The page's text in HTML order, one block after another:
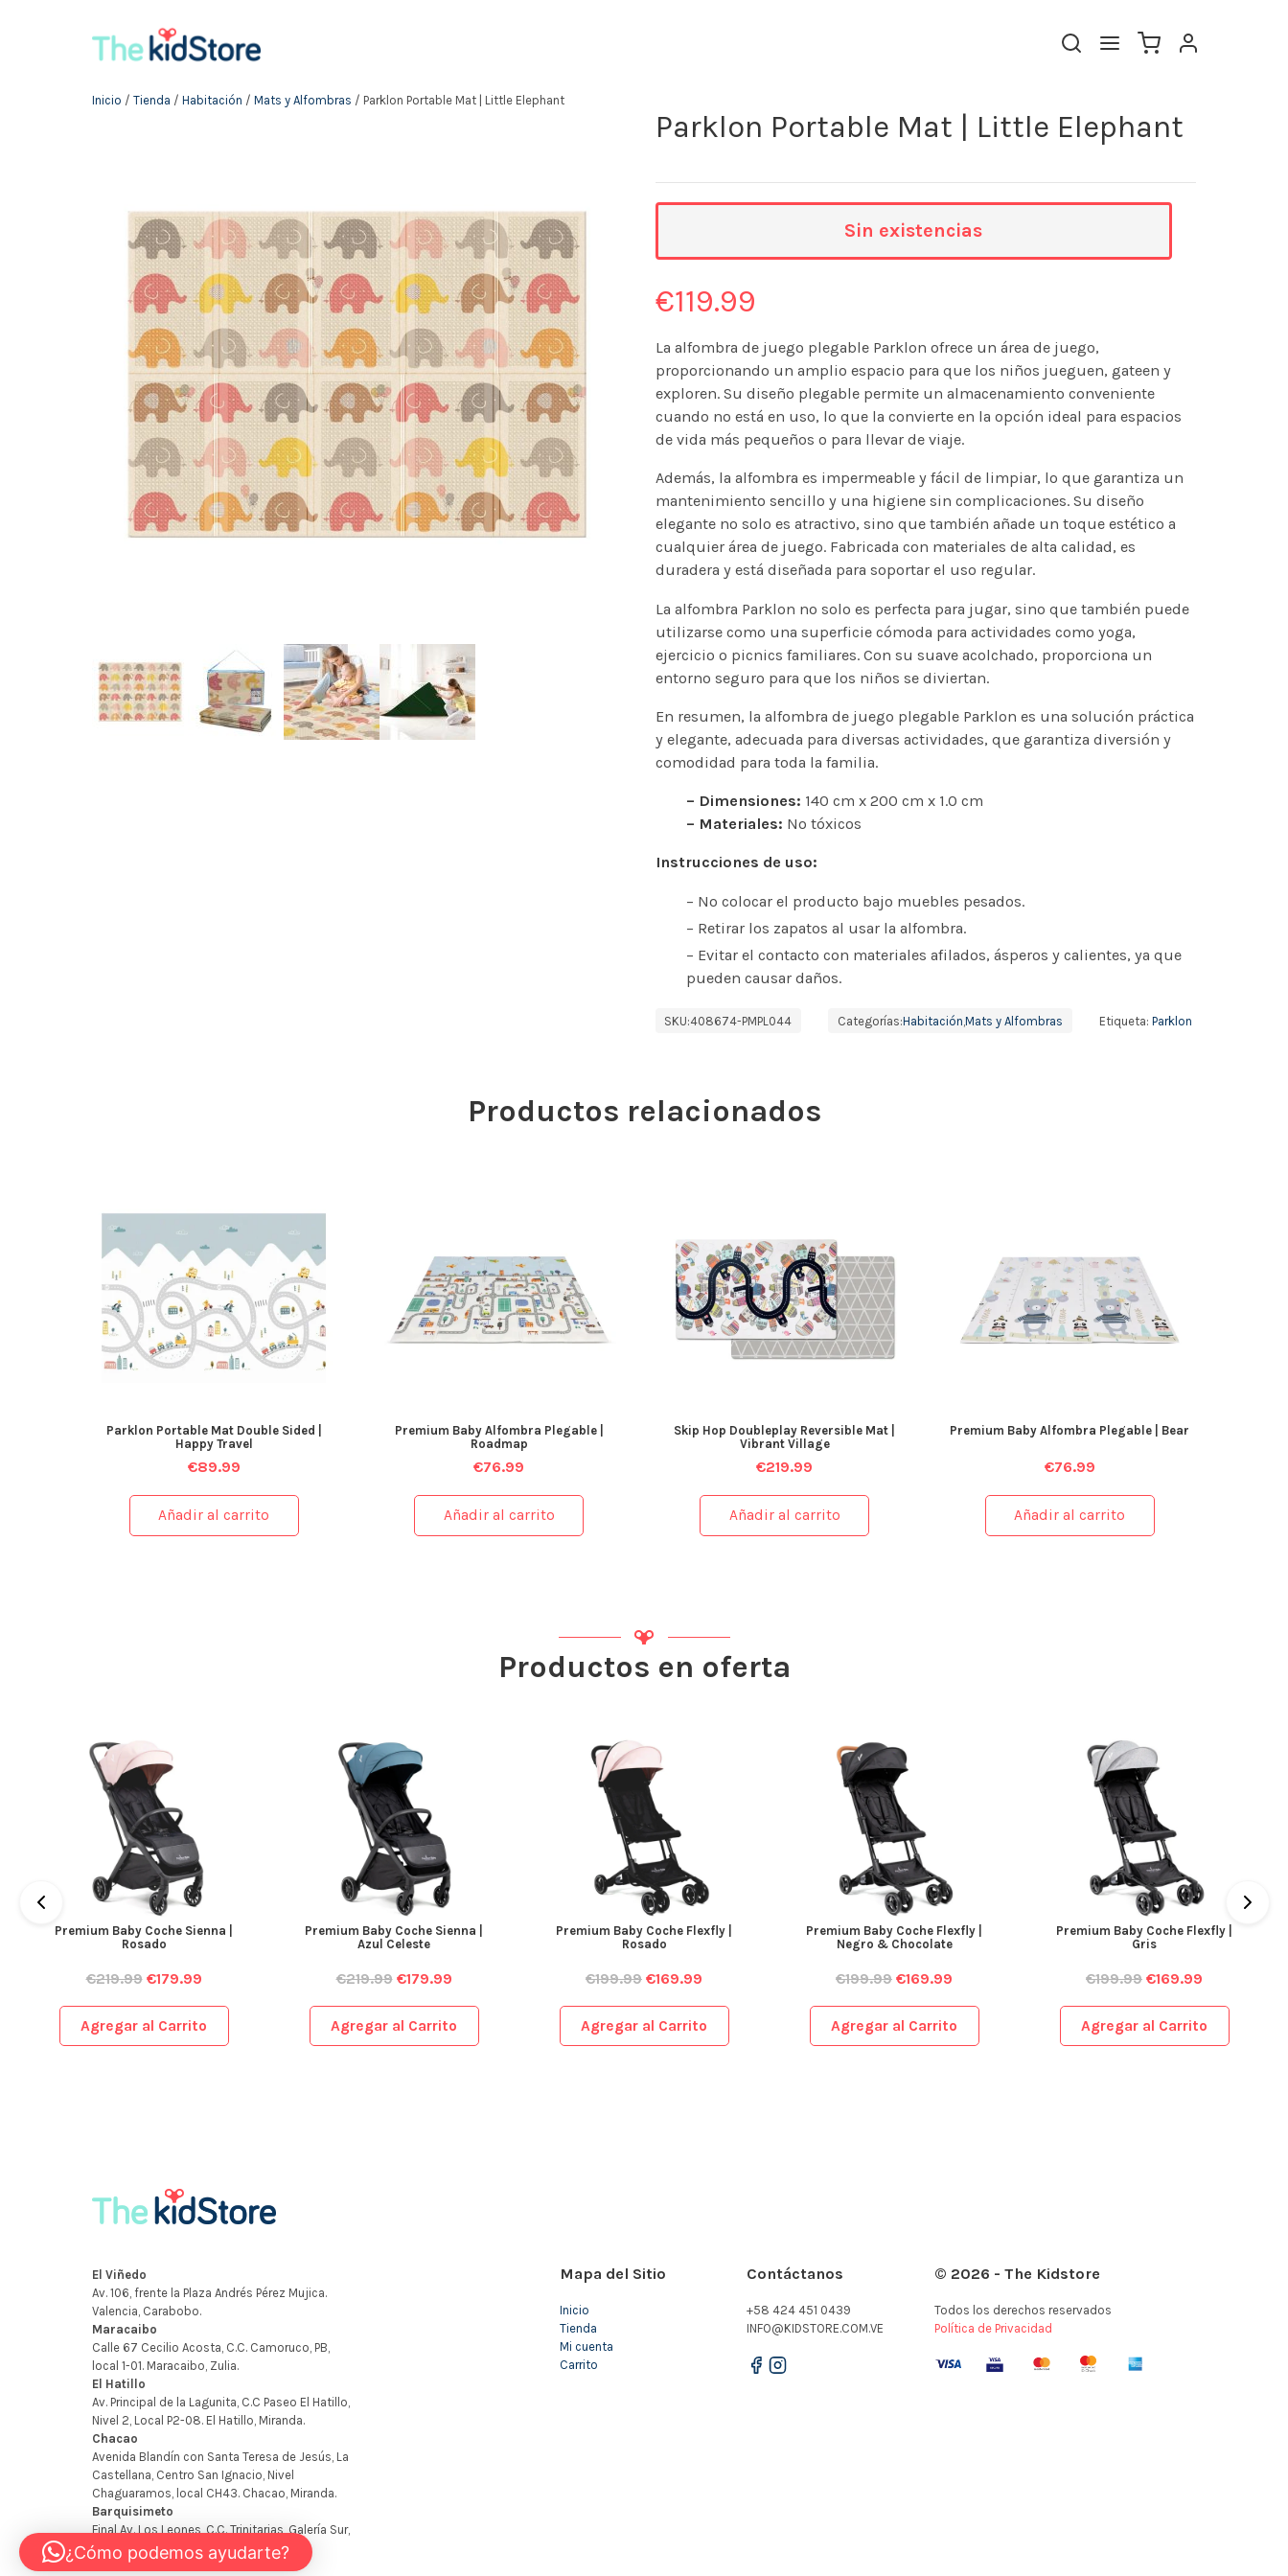
Inicio / Tienda / Habitación / Mats y Alfombras / Parklon Portable Mat | Little Elephant
Parklon Portable Mat | Little Elephant
€119.99
La alfombra de juego plegable Parklon ofrece un área de juego,
proporcionando un amplio espacio para que los niños jueguen, gateen y
exploren. Su diseño plegable permite un almacenamiento conveniente
cuando no está en uso, lo que la convierte en la opción ideal para espacios
de vida más pequeños o para llevar de viaje.
Además, la alfombra es impermeable y fácil de limpiar, lo que garantiza un
mantenimiento sencillo y una higiene sin complicaciones. Su diseño
elegante no solo es atractivo, sino que también añade un toque estético a
cualquier área de juego. Fabricada con materiales de alta calidad, es
duradera y está diseñada para soportar el uso regular.
La alfombra Parklon no solo es perfecta para jugar, sino que también puede
utilizarse como una superficie cómoda para actividades como yoga,
ejercicio o picnics familiares. Con su suave acolchado, proporciona un
entorno seguro para que los niños se diviertan.
En resumen, la alfombra de juego plegable Parklon es una solución práctica
y elegante, adecuada para diversas actividades, que garantiza diversión y
comodidad para toda la familia.
– Dimensiones: 140 cm x 200 cm x 1.0 cm
– Materiales: No tóxicos
Instrucciones de uso:
– No colocar el producto bajo muebles pesados.
– Retirar los zapatos al usar la alfombra.
– Evitar el contacto con materiales afilados, ásperos y calientes, ya que
pueden causar daños.
Sin existencias
SKU:408674-PMPL044 Categorías:Habitación Mats y Alfombras Etiqueta: Parklon
Productos relacionados
Parklon Portable Mat Double Sided |
Happy Travel
€89.99
Añadir al carrito
Premium Baby Alfombra Plegable |
Roadmap
€76.99
Añadir al carrito
Skip Hop Doubleplay Reversible Mat |
Vibrant Village
€219.99
Añadir al carrito
Premium Baby Alfombra Plegable | Bear
€76.99
Añadir al carrito
Productos en oferta
Premium Baby Coche Sienna |
Rosado
€219.99 €179.99
Agregar al Carrito
Premium Baby Coche Sienna |
Azul Celeste
€219.99 €179.99
Agregar al Carrito
Premium Baby Coche Flexfly |
Rosado
€199.99 €169.99
Agregar al Carrito
Premium Baby Coche Flexfly |
Negro & Chocolate
€199.99 €169.99
Agregar al Carrito
Premium Baby Coche Flexfly |
Gris
€199.99 €169.99
Agregar al Carrito
Mapa del Sitio
Inicio
Tienda
Mi cuenta
Carrito
Contáctanos
+58 424 451 0439
INFO@KIDSTORE.COM.VE
© 2026 - The Kidstore
Todos los derechos reservados
Política de Privacidad
¿Cómo podemos ayudarte?